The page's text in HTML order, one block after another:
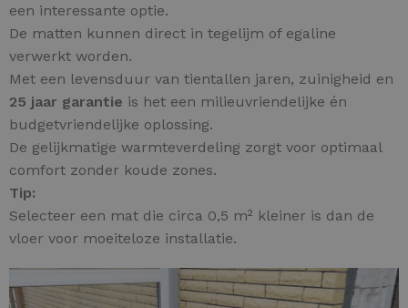
een interessante optie.
De matten kunnen direct in tegelijm of egaline
verwerkt worden.
Met een levensduur van tientallen jaren, zuinigheid en
25 jaar garantie is het een milieuvriendelijke én
budgetvriendelijke oplossing.
De gelijkmatige warmteverdeling zorgt voor optimaal
comfort zonder koude zones.
Tip:
Selecteer een mat die circa 0,5 m² kleiner is dan de
vloer voor moeiteloze installatie.